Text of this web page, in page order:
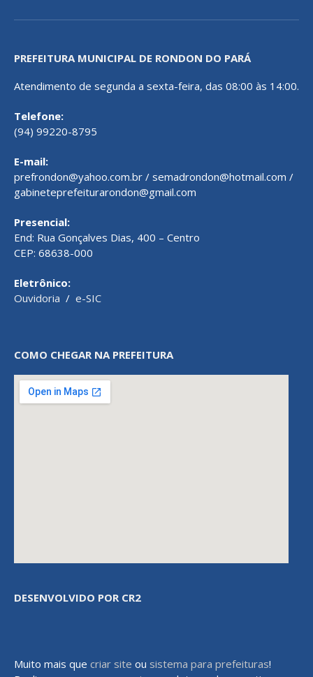
PREFEITURA MUNICIPAL DE RONDON DO PARÁ
Atendimento de segunda a sexta-feira, das 08:00 às 14:00.
Telefone:
(94) 99220-8795
E-mail:
prefrondon@yahoo.com.br / semadrondon@hotmail.com /
gabineteprefeiturarondon@gmail.com
Presencial:
End: Rua Gonçalves Dias, 400 – Centro
CEP: 68638-000
Eletrônico:
Ouvidoria / e-SIC
COMO CHEGAR NA PREFEITURA
DESENVOLVIDO POR CR2
Muito mais que criar site ou sistema para prefeituras!